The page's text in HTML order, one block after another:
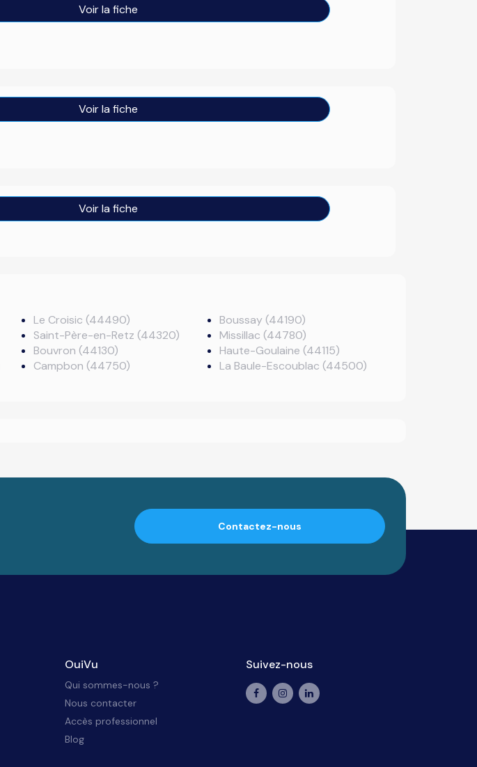
Voir la fiche
Voir la fiche
Voir la fiche
Le Croisic (44490)
Saint-Père-en-Retz (44320)
Bouvron (44130)
Campbon (44750)
Boussay (44190)
Missillac (44780)
Haute-Goulaine (44115)
La Baule-Escoublac (44500)
Contactez-nous
OuiVu
Qui sommes-nous ?
Nous contacter
Accès professionnel
Blog
Suivez-nous